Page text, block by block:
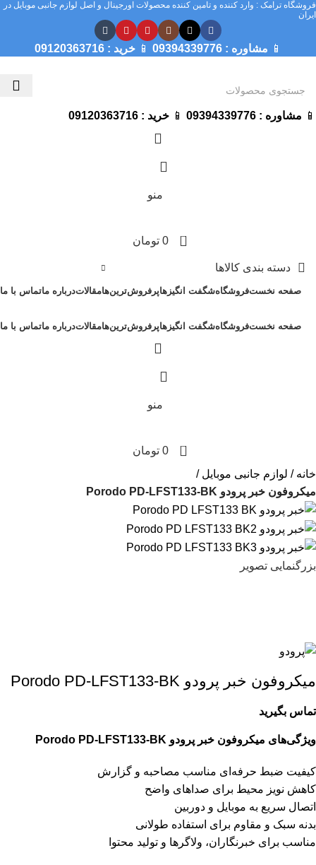
فروشگاه ترامک : وارد کننده و تامین کننده محصولات اورجینال و اصل لوازم جانبی موبایل در
ایران
📱 مشاوره : 09394339776
📱خرید : 09120363716
📱 مشاوره : 09394339776
📱 خرید : 09120363716
منو
0
0 تومان
دسته بندی کالاها
صفحه نخستفروشگاهشگفت انگیزهاپرفروش‌ترین‌هامقالاتدرباره ماتماس با ما
صفحه نخستفروشگاهشگفت انگیزهاپرفروش‌ترین‌هامقالاتدرباره ماتماس با ما
منو
0
0 تومان
خانه
لوازم جانبی موبایل
میکروفون خبر پرودو Porodo PD-LFST133-BK
بزرگنمایی تصویر
میکروفون خبر پرودو Porodo PD-LFST133-BK
تماس بگیرید
ویژگی‌های میکروفون خبر پرودو Porodo PD-LFST133-BK
کیفیت ضبط حرفه‌ای مناسب مصاحبه و گزارش
کاهش نویز محیط برای صداهای واضح
اتصال سریع به موبایل و دوربین
بدنه سبک و مقاوم برای استفاده طولانی
مناسب برای خبرنگاران، ولاگرها و تولید محتوا